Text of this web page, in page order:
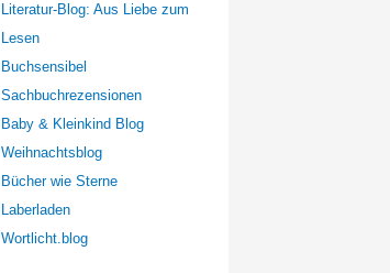
Literatur-Blog: Aus Liebe zum
Lesen
Buchsensibel
Sachbuchrezensionen
Baby & Kleinkind Blog
Weihnachtsblog
Bücher wie Sterne
Laberladen
Wortlicht.blog